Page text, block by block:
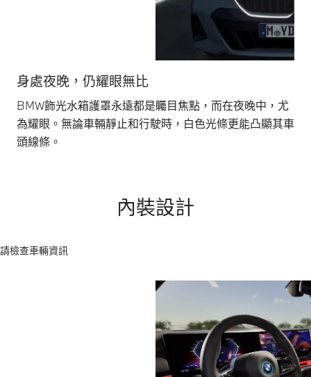
身處夜晚，仍耀眼無比
BMW飾光水箱護罩永遠都是矚目焦點，而在夜晚中，尤
為耀眼。無論車輛靜止和行駛時，白色光條更能凸顯其車
頭線條。
內裝設計
請檢查車輛資訊